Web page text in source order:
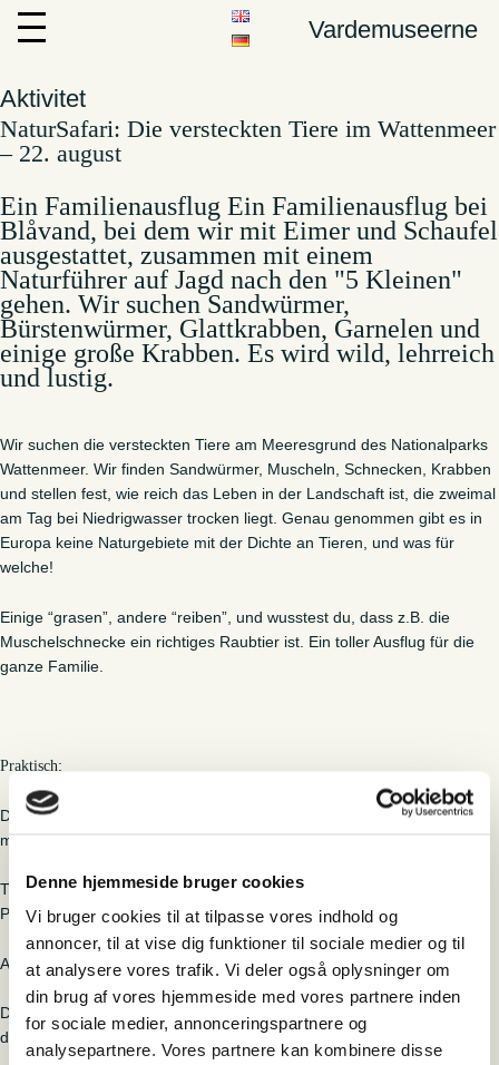
Denne hjemmeside bruger cookies
Vi bruger cookies til at tilpasse vores indhold og
annoncer, til at vise dig funktioner til sociale medier og til
at analysere vores trafik. Vi deler også oplysninger om
din brug af vores hjemmeside med vores partnere inden
for sociale medier, annonceringspartnere og
analysepartnere. Vores partnere kan kombinere disse
Vardemuseerne
Aktivitet
NaturSafari: Die versteckten Tiere im Wattenmeer
– 22. august
Ein Familienausflug Ein Familienausflug bei
Blåvand, bei dem wir mit Eimer und Schaufel
ausgestattet, zusammen mit einem
Naturführer auf Jagd nach den "5 Kleinen"
gehen. Wir suchen Sandwürmer,
Bürstenwürmer, Glattkrabben, Garnelen und
einige große Krabben. Es wird wild, lehrreich
und lustig.
Wir suchen die versteckten Tiere am Meeresgrund des Nationalparks
Wattenmeer. Wir finden Sandwürmer, Muscheln, Schnecken, Krabben
und stellen fest, wie reich das Leben in der Landschaft ist, die zweimal
am Tag bei Niedrigwasser trocken liegt. Genau genommen gibt es in
Europa keine Naturgebiete mit der Dichte an Tieren, und was für
welche!
Einige “grasen”, andere “reiben”, und wusstest du, dass z.B. die
Muschelschnecke ein richtiges Raubtier ist. Ein toller Ausflug für die
ganze Familie.
Praktisch:
Dauer 2 Stunden Sprache Deutsch – Zielgruppe Deutsche Familien
mit Kindern.
Treffpuntk: Sønderballevej Ho 6857 Blåvand, Fahr bis zum 1.
Parkschild, wo die Tour beginnt.
Am besten barfuß oder mit Gummistiefeln.
Die Tour wird nur bei einer Mindestteilnehmerzahl von 6 Personen
durchgeführt.